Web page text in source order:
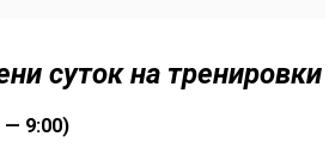
суток на тренировки
— 9:00)